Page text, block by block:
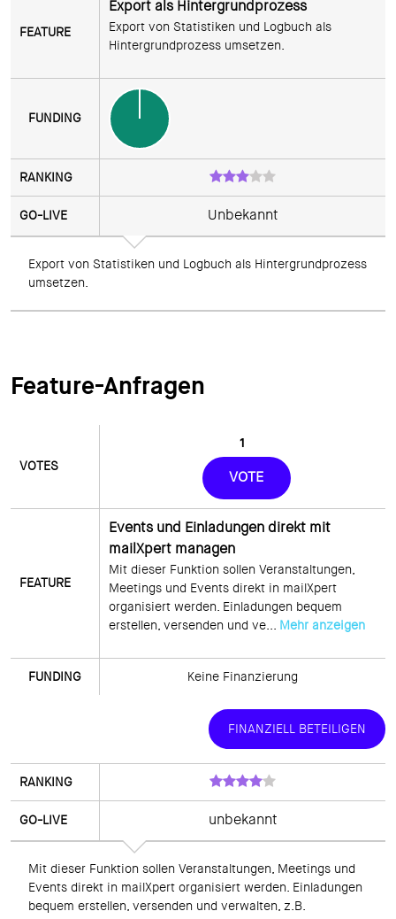
Export als Hintergrundprozess
Export von Statistiken und Logbuch als
Hintergrundprozess umsetzen.
Unbekannt
Export von Statistiken und Logbuch als Hintergrundprozess
umsetzen.
Feature-Anfragen
1
VOTE
Events und Einladungen direkt mit
mailXpert managen
Mit dieser Funktion sollen Veranstaltungen,
Meetings und Events direkt in mailXpert
organisiert werden. Einladungen bequem
erstellen, versenden und ve... Mehr anzeigen
Keine Finanzierung
FINANZIELL BETEILIGEN
unbekannt
Mit dieser Funktion sollen Veranstaltungen, Meetings und
Events direkt in mailXpert organisiert werden. Einladungen
bequem erstellen, versenden und verwalten, z.B.